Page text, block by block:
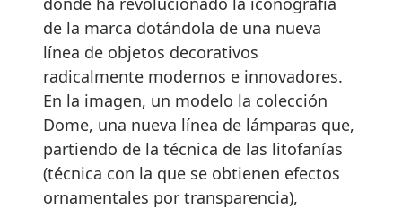
de la marca dotándola de una nueva
línea de objetos decorativos
radicalmente modernos e innovadores.
En la imagen, un modelo la colección
Dome, una nueva línea de lámparas que,
partiendo de la técnica de las litofanías
(técnica con la que se obtienen efectos
ornamentales por transparencia),